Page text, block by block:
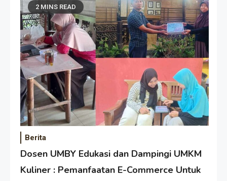
2 MINS READ
Berita
Dosen UMBY Edukasi dan Dampingi UMKM
Kuliner : Pemanfaatan E-Commerce Untuk